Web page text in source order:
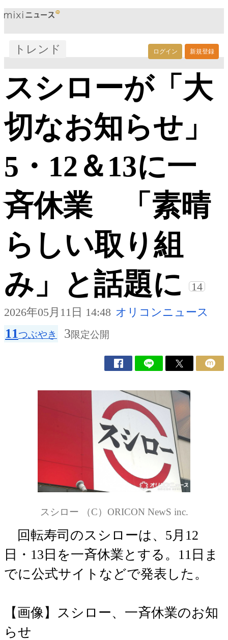
ログイン 新規登録
トレンド
スシローが「大
切なお知らせ」
5・12＆13に一
斉休業 「素晴
らしい取り組
み」と話題に
14
2026年05月11日 14:48 オリコンニュース
11つぶやき 3限定公開
スシロー （C）ORICON NewS inc.
回転寿司のスシローは、5月12
日・13日を一斉休業とする。11日ま
でに公式サイトなどで発表した。
【画像】スシロー、一斉休業のお知
らせ